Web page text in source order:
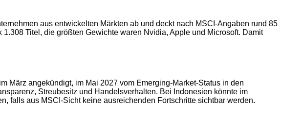
aus entwickelten Märkten ab und deckt nach MSCI-Angaben rund 85
Titel, die größten Gewichte waren Nvidia, Apple und Microsoft. Damit
März angekündigt, im Mai 2027 vom Emerging-Market-Status in den
Streubesitz und Handelsverhalten. Bei Indonesien könnte im
falls aus MSCI-Sicht keine ausreichenden Fortschritte sichtbar werden.